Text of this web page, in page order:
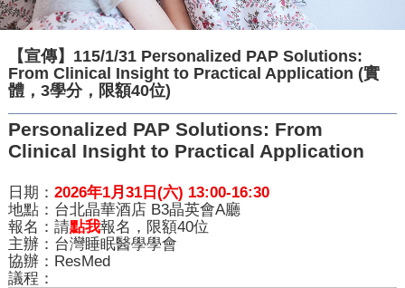
【宣傳】115/1/31 Personalized PAP Solutions:
From Clinical Insight to Practical Application (實
體，3學分，限額40位)
Personalized PAP Solutions: From
Clinical Insight to Practical Application
日期：2026年1月31 日(六) 13:00-16:30
地點：台北晶華酒店 B3晶英會A廳
報名：請點我報名，限額40位
主辦：台灣睡眠醫學學會
協辦： ResMed
議程：